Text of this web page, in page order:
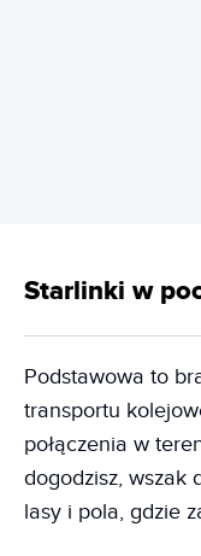
Starlinki w
Podstawowa to
transportu
połączenia w
dogodzisz, wszak
lasy i pola, gdzie